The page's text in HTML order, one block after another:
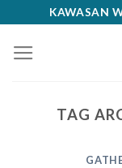
content
KAWASAN
TAG